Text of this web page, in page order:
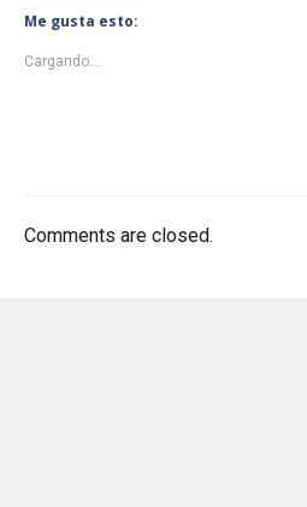
Me gusta esto:
Cargando...
Comments are closed.